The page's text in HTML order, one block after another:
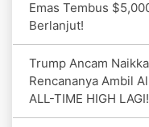
Emas Tembus
Berlanjut!
Trump Ancam
Rencananya Ambil
ALL-TIME HIGH LAGI!